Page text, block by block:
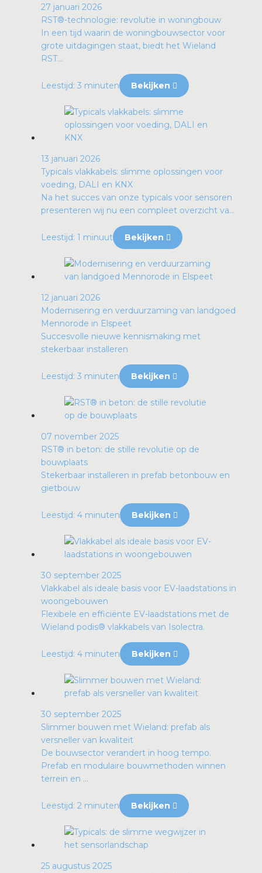
27 januari 2026
RST®-technologie: revolutie in woningbouw
In een tijd waarin de woningbouwsector voor
grote uitdagingen staat, biedt het Wieland
RST...
Leestijd: 3 minuten Bekijken
13 januari 2026
Typicals vlakkabels: slimme oplossingen voor
voeding, DALI en KNX
Na het succes van onze typicals voor sensoren
presenteren wij nu een compleet overzicht va...
Leestijd: 1 minuut Bekijken
12 januari 2026
Modernisering en verduurzaming van landgoed
Mennorode in Elspeet
Succesvolle nieuwe kennismaking met
stekerbaar installeren
Leestijd: 3 minuten Bekijken
07 november 2025
RST® in beton: de stille revolutie op de
bouwplaats
Stekerbaar installeren in prefab betonbouw en
gietbouw
Leestijd: 4 minuten Bekijken
30 september 2025
Vlakkabel als ideale basis voor EV-laadstations in
woongebouwen
Flexibele en efficiënte EV-laadstations met de
Wieland podis® vlakkabels van Isolectra.
Leestijd: 4 minuten Bekijken
30 september 2025
Slimmer bouwen met Wieland: prefab als
versneller van kwaliteit
De bouwsector verandert in hoog tempo.
Prefab en modulaire bouwmethoden winnen
terrein en ...
Leestijd: 2 minuten Bekijken
25 augustus 2025